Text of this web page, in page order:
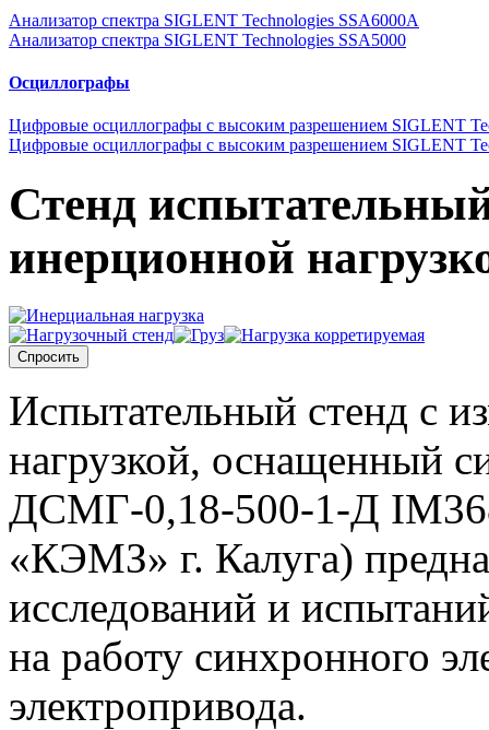
Анализатор спектра SIGLENT Technologies SSA6000A
Анализатор спектра SIGLENT Technologies SSA5000
Осциллографы
Цифровые осциллографы с высоким разрешением SIGLENT
Цифровые осциллографы с высоким разрешением SIGLENT
Стенд
инерционной
Спросить
Испытательный стенд с
нагрузкой, оснащенный
ДСМГ-0,18-500-1-Д
«КЭМЗ» г. Калуга)
исследований и
на работу синхронного
электропривода.